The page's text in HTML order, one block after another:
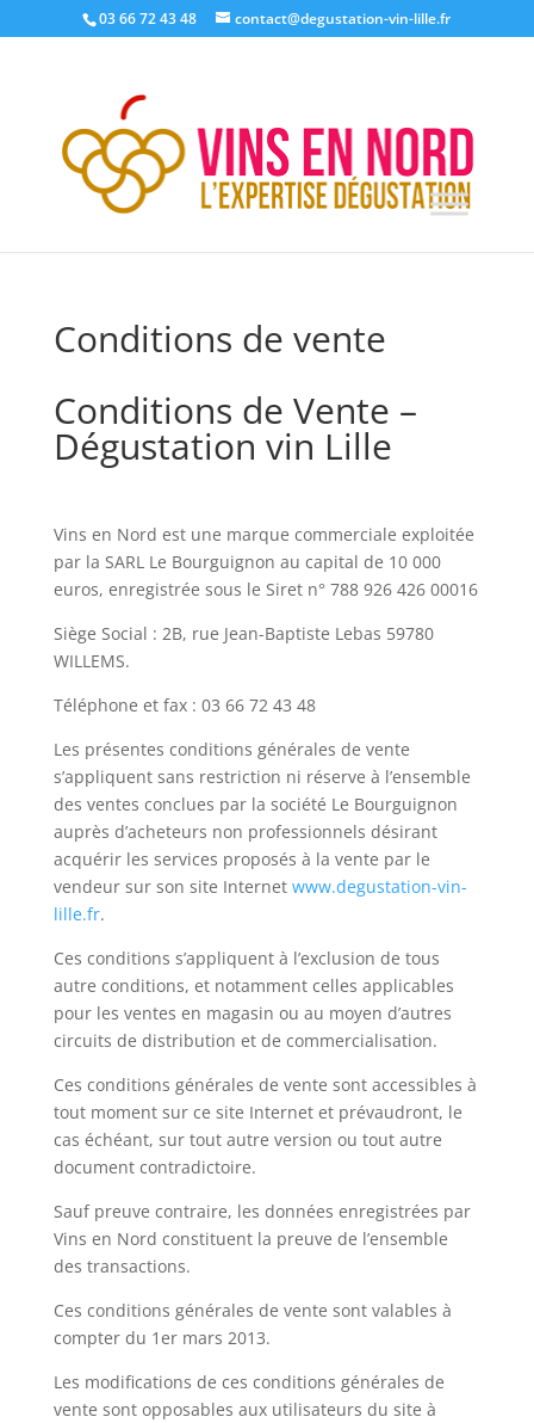
03 66 72 43 48 contact@degustation-vin-lille.fr
Conditions de vente
Conditions de Vente –
Dégustation vin Lille
Vins en Nord est une marque commerciale exploitée
par la SARL Le Bourguignon au capital de 10 000
euros, enregistrée sous le Siret n° 788 926 426 00016
Siège Social : 2B, rue Jean-Baptiste Lebas 59780
WILLEMS.
Téléphone et fax : 03 66 72 43 48
Les présentes conditions générales de vente
s’appliquent sans restriction ni réserve à l’ensemble
des ventes conclues par la société Le Bourguignon
auprès d’acheteurs non professionnels désirant
acquérir les services proposés à la vente par le
vendeur sur son site Internet www.degustation-vin-
lille.fr.
Ces conditions s’appliquent à l’exclusion de tous
autre conditions, et notamment celles applicables
pour les ventes en magasin ou au moyen d’autres
circuits de distribution et de commercialisation.
Ces conditions générales de vente sont accessibles à
tout moment sur ce site Internet et prévaudront, le
cas échéant, sur tout autre version ou tout autre
document contradictoire.
Sauf preuve contraire, les données enregistrées par
Vins en Nord constituent la preuve de l’ensemble
des transactions.
Ces conditions générales de vente sont valables à
compter du 1er mars 2013.
Les modifications de ces conditions générales de
vente sont opposables aux utilisateurs du site à